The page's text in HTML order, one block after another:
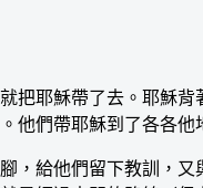
耶穌帶了去。耶穌背
們帶耶穌到了各各他
給他們留下教訓，又